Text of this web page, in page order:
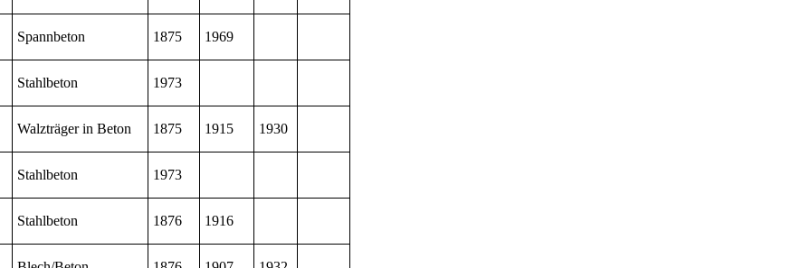
Spannbeton 1875 1969
Stahlbeton 1973
Walzträger in Beton 1875 1915 1930
Stahlbeton 1973
Stahlbeton 1876 1916